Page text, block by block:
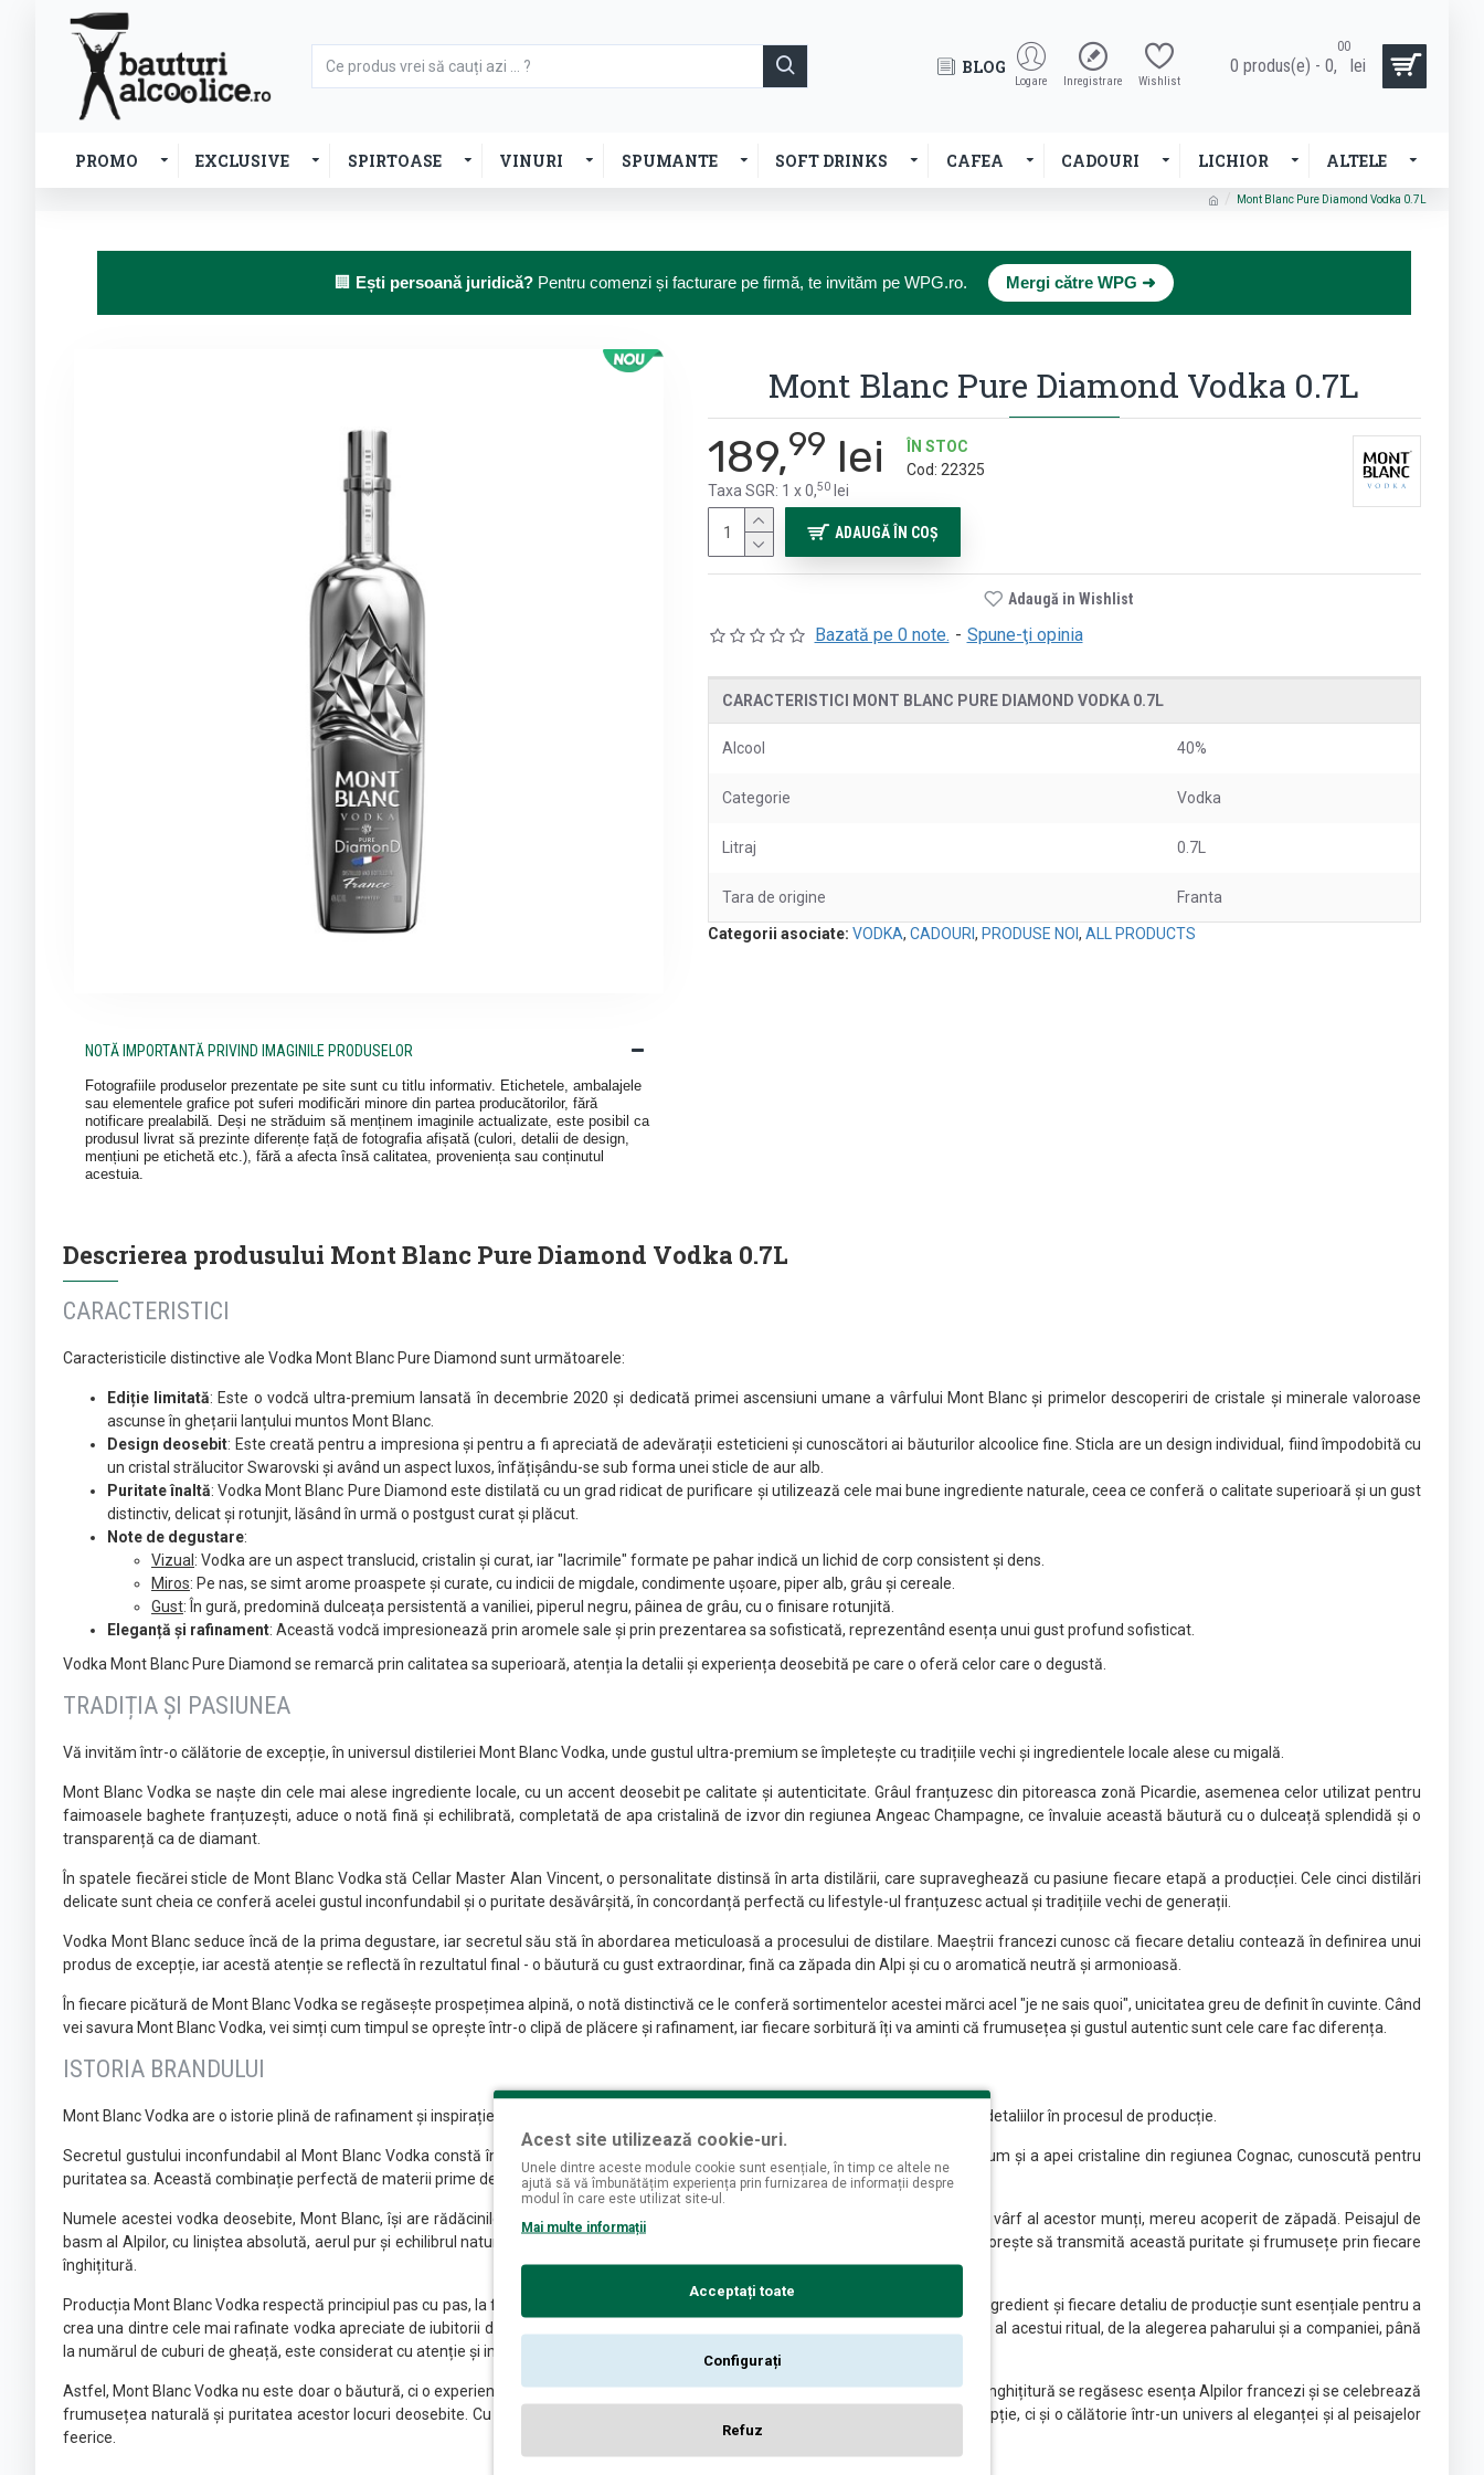
BLOG
Logare Inregistrare Wishlist
0 produs(e) - 0,
00
lei
PROMO EXCLUSIVE SPIRTOASE VINURI SPUMANTE SOFT DRINKS CAFEA CADOURI LICHIOR ALTELE
Mont Blanc Pure Diamond Vodka 0.7L
🏢 Ești persoană juridică? Pentru comenzi și facturare pe firmă, te invităm pe WPG.ro. Mergi către WPG ➜
NOTĂ IMPORTANTĂ PRIVIND IMAGINILE PRODUSELOR
Fotografiile produselor prezentate pe site sunt cu titlu informativ. Etichetele, ambalajele
sau elementele grafice pot suferi modificări minore din partea producătorilor, fără
notificare prealabilă. Deși ne străduim să menținem imaginile actualizate, este posibil ca
produsul livrat să prezinte diferențe față de fotografia afișată (culori, detalii de design,
mențiuni pe etichetă etc.), fără a afecta însă calitatea, proveniența sau conținutul
acestuia.
Mont Blanc Pure Diamond Vodka 0.7L
Bazată pe 0 note. - Spune-ţi opinia
189,99 lei
Taxa SGR: 1 x 0,50lei
ÎN STOC
Cod: 22325
ADAUGĂ ÎN COŞ
Adaugă in Wishlist
CARACTERISTICI MONT BLANC PURE DIAMOND VODKA 0.7L
Alcool 40%
Categorie Vodka
Litraj 0.7L
Tara de origine Franta
Categorii asociate: VODKA, CADOURI , PRODUSE NOI , ALL PRODUCTS
Descrierea produsului Mont Blanc Pure Diamond Vodka 0.7L
CARACTERISTICI
Caracteristicile distinctive ale Vodka Mont Blanc Pure Diamond sunt următoarele:
Ediție limitată: Este o vodcă ultra-premium lansată în decembrie 2020 și dedicată primei ascensiuni umane a vârfului Mont Blanc și primelor descoperiri de cristale și minerale valoroase
ascunse în ghețarii lanțului muntos Mont Blanc.
Design deosebit: Este creată pentru a impresiona și pentru a fi apreciată de adevărații esteticieni și cunoscători ai băuturilor alcoolice fine. Sticla are un design individual, fiind împodobită cu
un cristal strălucitor Swarovski și având un aspect luxos, înfățișându-se sub forma unei sticle de aur alb.
Puritate înaltă: Vodka Mont Blanc Pure Diamond este distilată cu un grad ridicat de purificare și utilizează cele mai bune ingrediente naturale, ceea ce conferă o calitate superioară și un gust
distinctiv, delicat și rotunjit, lăsând în urmă o postgust curat și plăcut.
Note de degustare:
Vizual : Vodka are un aspect translucid, cristalin și curat, iar "lacrimile" formate pe pahar indică un lichid de corp consistent și dens.
Miros: Pe nas, se simt arome proaspete și curate, cu indicii de migdale, condimente ușoare, piper alb, grâu și cereale.
Gust: În gură, predomină dulceața persistentă a vaniliei, piperul negru, pâinea de grâu, cu o finisare rotunjită.
Eleganță și rafinament: Această vodcă impresionează prin aromele sale și prin prezentarea sa sofisticată, reprezentând esența unui gust profund sofisticat.
Vodka Mont Blanc Pure Diamond se remarcă prin calitatea sa superioară, atenția la detalii și experiența deosebită pe care o oferă celor care o degustă.
TRADIȚIA ȘI PASIUNEA
Vă invităm într-o călătorie de excepție, în universul distileriei Mont Blanc Vodka, unde gustul ultra-premium se împletește cu tradițiile vechi și ingredientele locale alese cu migală.
Mont Blanc Vodka se naște din cele mai alese ingrediente locale, cu un accent deosebit pe calitate și autenticitate. Grâul franțuzesc din pitoreasca zonă Picardie, asemenea celor utilizat pentru
faimoasele baghete franțuzești, aduce o notă fină și echilibrată, completată de apa cristalină de izvor din regiunea Angeac Champagne, ce învaluie această băutură cu o dulceață splendidă și o
transparență ca de diamant.
În spatele fiecărei sticle de Mont Blanc Vodka stă Cellar Master Alan Vincent, o personalitate distinsă în arta distilării, care supraveghează cu pasiune fiecare etapă a producției. Cele cinci distilări
delicate sunt cheia ce conferă acelei gustul inconfundabil și o puritate desăvârșită, în concordanță perfectă cu lifestyle-ul franțuzesc actual și tradițiile vechi de generații.
Vodka Mont Blanc seduce încă de la prima degustare, iar secretul său stă în abordarea meticuloasă a procesului de distilare. Maeștrii francezi cunosc că fiecare detaliu contează în definirea unui
produs de excepție, iar acestă atenție se reflectă în rezultatul final - o băutură cu gust extraordinar, fină ca zăpada din Alpi și cu o aromatică neutră și armonioasă.
În fiecare picătură de Mont Blanc Vodka se regăsește prospețimea alpină, o notă distinctivă ce le conferă sortimentelor acestei mărci acel "je ne sais quoi", unicitatea greu de definit în cuvinte. Când
vei savura Mont Blanc Vodka, vei simți cum timpul se oprește într-o clipă de plăcere și rafinament, iar fiecare sorbitură îți va aminti că frumusețea și gustul autentic sunt cele care fac diferența.
ISTORIA BRANDULUI
Mont Blanc Vodka are o istorie plină de rafinament și inspirație, având la bază ingrediente deosebite și o atenție minuțioasă acordată detaliilor în procesul de producție.
Secretul gustului inconfundabil al Mont Blanc Vodka constă în utilizarea grâului iarna bogat în arome, cultivat în nordul Franței, precum și a apei cristaline din regiunea Cognac, cunoscută pentru
puritatea sa. Această combinație perfectă de materii prime de calitate contribuie la obținerea unui produs final distinctiv și fin.
Numele acestei vodka deosebite, Mont Blanc, își are rădăcinile în frumusețea idilică a Alpilor francezi, fiind inspirată de cel mai înalt vârf al acestor munți, mereu acoperit de zăpadă. Peisajul de
basm al Alpilor, cu liniștea absolută, aerul pur și echilibrul natural netulburat, oferă o imagine unică în lume, iar Mont Blanc Vodka își dorește să transmită această puritate și frumusețe prin fiecare
înghițitură.
Producția Mont Blanc Vodka respectă principiul pas cu pas, la fel ca fiecare pas înainte pe munte care te conduce către vârf. Fiecare ingredient și fiecare detaliu de producție sunt esențiale pentru a
crea una dintre cele mai rafinate vodka apreciate de iubitorii de băuturi fine. Fiecare degustare este tratată ca un ritual, iar fiecare pas al acestui ritual, de la alegerea paharului și a companiei, până
la numărul de cuburi de gheață, este considerat cu atenție și importanță.
Astfel, Mont Blanc Vodka nu este doar o băutură, ci o experiență, o călătorie în lumea aromelor delicate și a rafinamentului. În fiecare înghițitură se regăsesc esența Alpilor francezi și se celebrează
frumusețea naturală și puritatea acestor locuri deosebite. Cu fiecare pahar de Mont Blanc Vodka, savurăm nu doar o licoare de excepție, ci și o călătorie într-un univers al eleganței și al peisajelor
feerice.
Acest site utilizează cookie-uri.
Unele dintre aceste module cookie sunt esențiale, în timp ce altele ne
ajută să vă îmbunătățim experiența prin furnizarea de informații despre
modul în care este utilizat site-ul.
Mai multe informații
Acceptați toate
Configurați
Refuz